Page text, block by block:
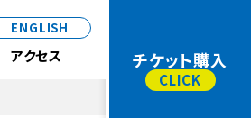
アクセス
す）
ます）
開きます）
ブで開きます）
ENGLISH
チケット購入